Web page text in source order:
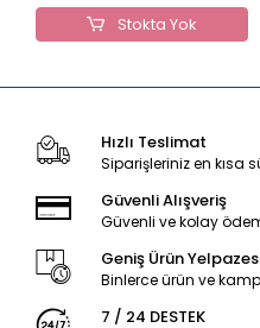
Stokta Yok
Hızlı Teslimat
Siparişleriniz en kısa
Güvenli Alışveriş
Güvenli ve kolay
Geniş Ürün
Binlerce ürün ve
7 / 24 DESTEK